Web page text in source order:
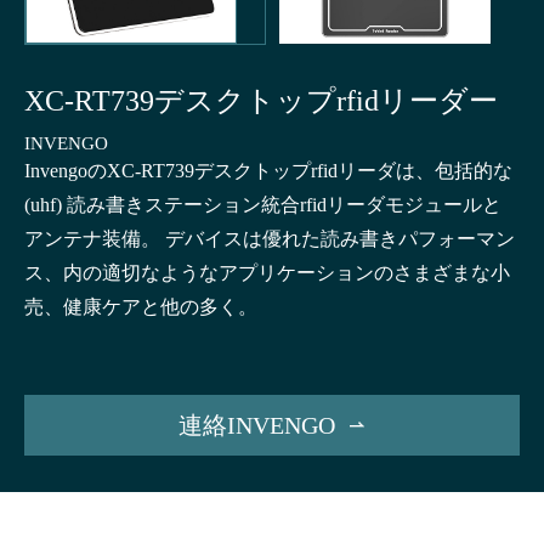
XC-RT739デスクトップrfidリーダー
INVENGO
InvengoのXC-RT739デスクトップrfidリーダは、包括的な
(uhf) 読み書きステーション統合rfidリーダモジュールと
アンテナ装備。 デバイスは優れた読み書きパフォーマン
ス、内の適切なようなアプリケーションのさまざまな小
売、健康ケアと他の多く。
連絡INVENGO 